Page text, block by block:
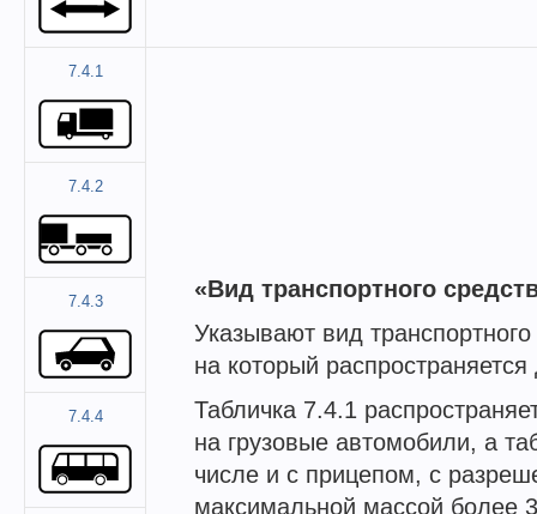
7.4.1
«Вид транспортного
Указывают вид
на который распространяется
Табличка 7.4.1
на грузовые автомобили, а
числе и с прицепом, с
максимальной массой более
7.4.2
7.4.3
7.4.4